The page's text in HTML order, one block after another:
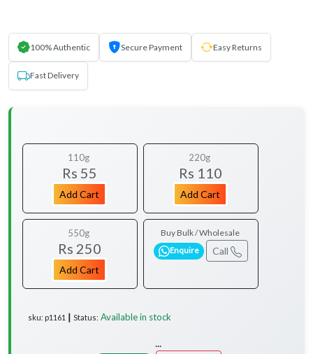
100% Authentic Secure Payment Easy Returns
Fast Delivery
110g
Rs 55
Add Cart
220g
Rs 110
Add Cart
550g
Rs 250
Add Cart
Buy Bulk / Wholesale
Enquire Call
sku: p1161 ┃ Status: Available in stock
...